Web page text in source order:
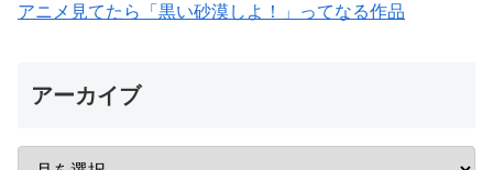
アニメ見てたら「黒い砂漠しよ！」ってなる作品
アーカイブ